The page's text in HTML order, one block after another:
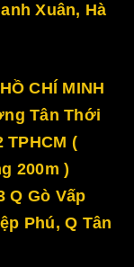
Xuân, Hà
CHÍ MINH
Tân Thới
TPHCM (
200m )
Q Gò Vấp
Phú, Q Tân